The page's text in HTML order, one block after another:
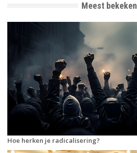
Meest bekeken
Hoe herken je radicalisering?